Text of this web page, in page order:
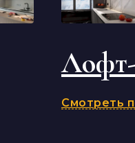
Смотреть